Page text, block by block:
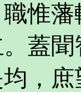
惟
蓋
，